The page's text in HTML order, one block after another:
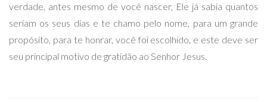
verdade, antes mesmo de você nascer, Ele já sabia quantos
seriam os seus dias e te chamo pelo nome, para um grande
propósito, para te honrar, você foi escolhido, e este deve ser
seu principal motivo de gratidão ao Senhor Jesus.